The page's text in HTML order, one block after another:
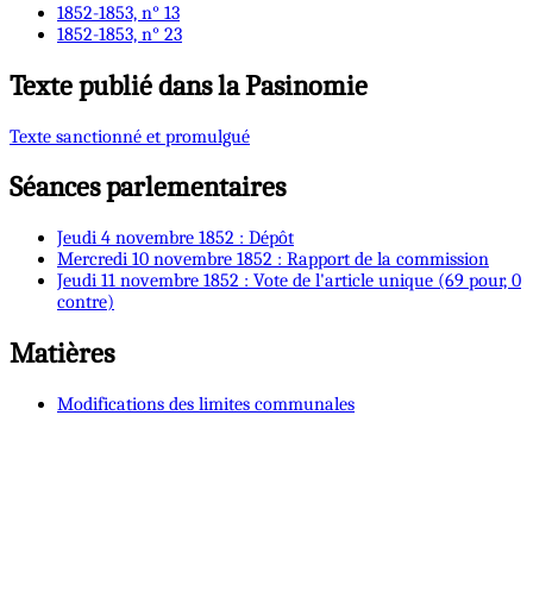
1852-1853, n° 13
1852-1853, n° 23
Texte publié dans la Pasinomie
Texte sanctionné et promulgué
Séances parlementaires
Jeudi 4 novembre 1852 : Dépôt
Mercredi 10 novembre 1852 : Rapport de la commission
Jeudi 11 novembre 1852 : Vote de l'article unique (69 pour, 0
contre)
Matières
Modifications des limites communales